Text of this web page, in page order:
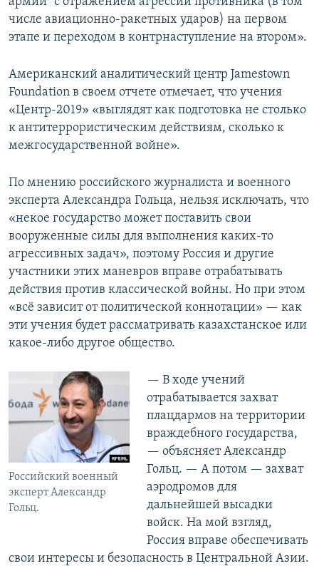
числе авиационно-ракетных ударов) на первом
этапе и переходом в контрнаступление на втором».
Американский аналитический центр Jamestown
Foundation в своем отчете отмечает, что учения
«Центр-2019» «выглядят как подготовка не столько
к антитеррористическим действиям, сколько к
межгосударственной войне».
По мнению российского журналиста и военного
эксперта Александра Гольца, нельзя исключать, что
«некое государство может поставить свои
вооруженные силы для выполнения каких-то
агрессивных задач», поэтому Россия и другие
участники этих маневров вправе отрабатывать
действия против классической войны. Но при этом
«всё зависит от политической коннотации» — как
эти учения будет рассматривать казахстанское или
какое-либо другое общество.
Российский военный
эксперт Александр
Гольц.
— В ходе учений
отрабатывается захват
плацдармов на территории
враждебного государства,
— объясняет Александр
Гольц. — А потом — захват
аэродромов для
дальнейшей высадки
войск. На мой взгляд,
Россия вправе обеспечивать
свои интересы и безопасность в Центральной Азии.